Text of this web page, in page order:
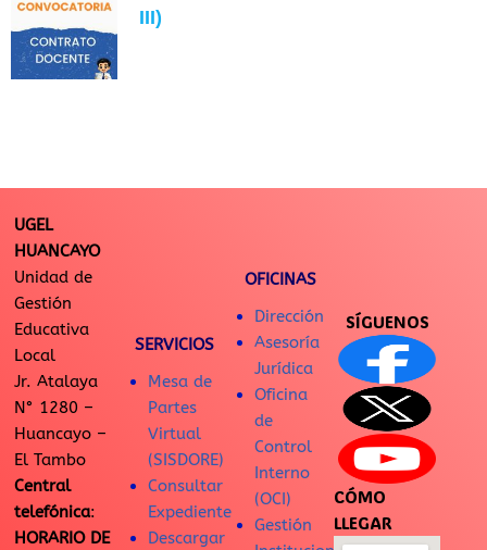
III)
UGEL
HUANCAYO
Unidad de
Gestión
Educativa
Local
Jr. Atalaya
N° 1280 –
Huancayo –
El Tambo
Central
telefónica:
HORARIO DE
SERVICIOS
Mesa de
Partes
Virtual
(SISDORE)
Consultar
Expediente
Descargar
OFICINAS
Dirección
Asesoría
Jurídica
Oficina
de
Control
Interno
(OCI)
Gestión
SÍGUENOS
CÓMO
LLEGAR